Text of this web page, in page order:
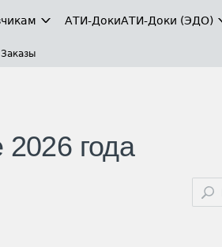
АТИ-ДокиАТИ-Доки (ЭДО)
Заказы
года